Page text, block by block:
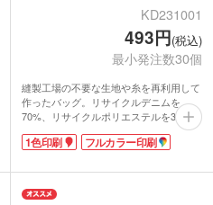
KD231001
493円(税込)
最小発注数30個
縫製工場の不要な生地や糸を再利用して
作ったバッグ。リサイクルデニムを
70%、リサイクルポリエステルを30%使
用しています。約10.5オンスの生地厚
で、深みのあるインディゴカラーが魅
も入る大きめサイズで、パッと取り出し
たいスマホを入れるのに便利です。
1色印刷 フルカラー印刷